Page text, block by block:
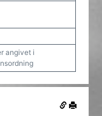
angivet i